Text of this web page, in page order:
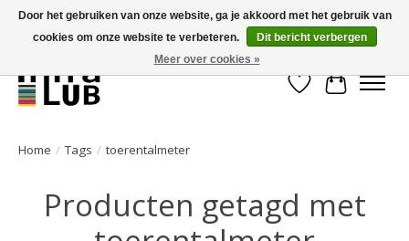
Minder stilstand, meer rendement!
Verlanglijst
Home / Tags / toerentalmeter
Producten getagd met
Door het gebruiken van onze website, ga je akkoord met het gebruik van
cookies om onze website te verbeteren.
Dit bericht verbergen
Meer over cookies »